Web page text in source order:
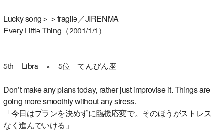
Lucky song＞＞fragile／JIRENMA
Every Little Thing（2001/1/1）
5th Libra × 5位 てんびん座
Don’t make any plans today, rather just improvise it. Things are
going more smoothly without any stress.
「今日はプランを決めずに臨機応変で。そのほうがストレス
なく進んでいける」